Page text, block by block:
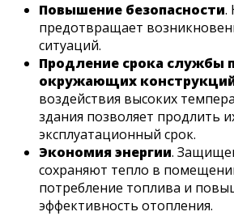
Повышение безопасности.
предотвращает
ситуаций.
Продление срока службы
окружающих
воздействия высоких
здания позволяет продлить
эксплуатационный срок.
Экономия энергии.
сохраняют тепло в
потребление топлива и
эффективность отопления.